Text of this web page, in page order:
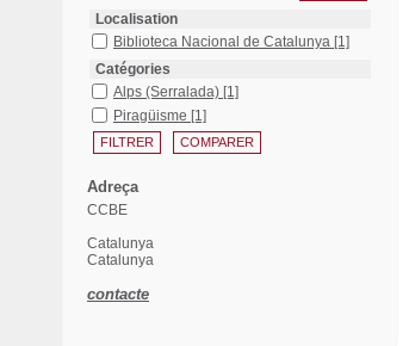
Localisation
Biblioteca Nacional de Catalunya [1]
Catégories
Alps (Serralada) [1]
Piragüisme [1]
Adreça
CCBE
Catalunya
Catalunya
contacte